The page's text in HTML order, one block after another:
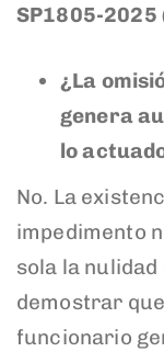
SP1805-2025
¿La
genera
lo
No. La
impedimento
sola la
demostrar
funcionario